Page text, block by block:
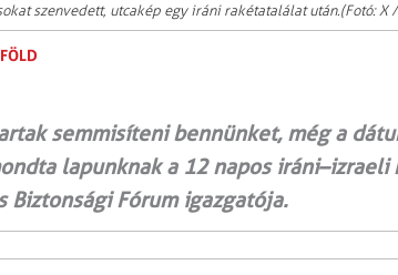
szenvedett, utcakép egy iráni rakétatalálat után.(Fotó: X
semmisíteni bennünket, még a
lapunknak a 12 napos iráni–izraeli
Biztonsági Fórum igazgatója.